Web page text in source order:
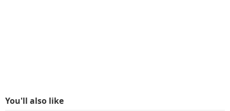
You'll also like